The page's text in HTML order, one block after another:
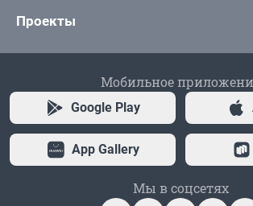
Проекты
Мобильное
Google Play
App Gallery
Мы в соцсетях